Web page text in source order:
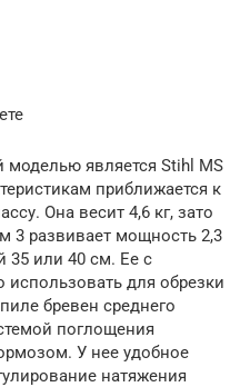
является Stihl MS
приближается к
Она весит 4,6 кг, зато
3 развивает мощность 2,3
35 или 40 см. Ее с
для обрезки
бревен среднего
поглощения
У нее удобное
натяжения